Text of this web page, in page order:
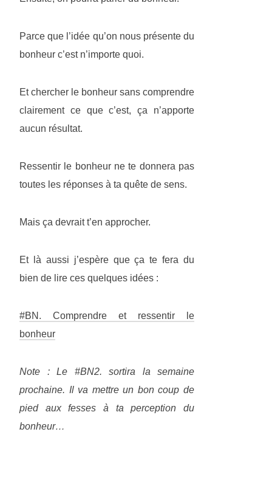
Parce que l’idée qu’on nous présente du
bonheur c’est n’importe quoi.
Et chercher le bonheur sans comprendre
clairement ce que c’est, ça n’apporte
aucun résultat.
Ressentir le bonheur ne te donnera pas
toutes les réponses à ta quête de sens.
Mais ça devrait t’en approcher.
Et là aussi j’espère que ça te fera du
bien de lire ces quelques idées :
#BN. Comprendre et ressentir le
bonheur
Note : Le #BN2. sortira la semaine
prochaine. Il va mettre un bon coup de
pied aux fesses à ta perception du
bonheur…